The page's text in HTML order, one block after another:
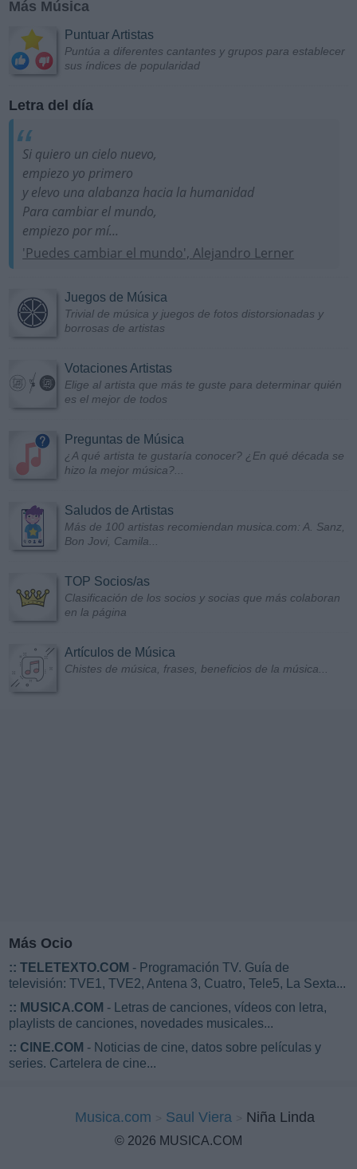
Más Música
Puntuar Artistas
Puntúa a diferentes cantantes y grupos para establecer
sus índices de popularidad
Letra del día
Si quiero un cielo nuevo,
empiezo yo primero
y elevo una alabanza hacia la humanidad
Para cambiar el mundo,
empiezo por mí...
'Puedes cambiar el mundo', Alejandro Lerner
Juegos de Música
Trivial de música y juegos de fotos distorsionadas y
borrosas de artistas
Votaciones Artistas
Elige al artista que más te guste para determinar quién
es el mejor de todos
Preguntas de Música
¿A qué artista te gustaría conocer? ¿En qué década se
hizo la mejor música?...
Saludos de Artistas
Más de 100 artistas recomiendan musica.com: A. Sanz,
Bon Jovi, Camila...
TOP Socios/as
Clasificación de los socios y socias que más colaboran
en la página
Artículos de Música
Chistes de música, frases, beneficios de la música...
Más Ocio
:: TELETEXTO.COM - Programación TV. Guía de
televisión: TVE1, TVE2, Antena 3, Cuatro, Tele5, La Sexta...
:: MUSICA.COM - Letras de canciones, vídeos con letra,
playlists de canciones, novedades musicales...
:: CINE.COM - Noticias de cine, datos sobre películas y
series. Cartelera de cine...
Musica.com Saul Viera Niña Linda
© 2026 MUSICA.COM